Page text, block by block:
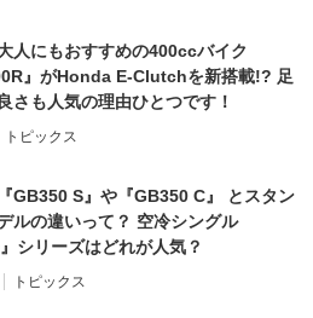
人にもおすすめの400ccバイク
』がHonda E-Clutchを新搭載!? 足
さも人気の理由ひとつです！
トピックス
『GB350 S』や『GB350 C』 とスタン
ルの違いって？ 空冷シングル
』シリーズはどれが人気？
トピックス